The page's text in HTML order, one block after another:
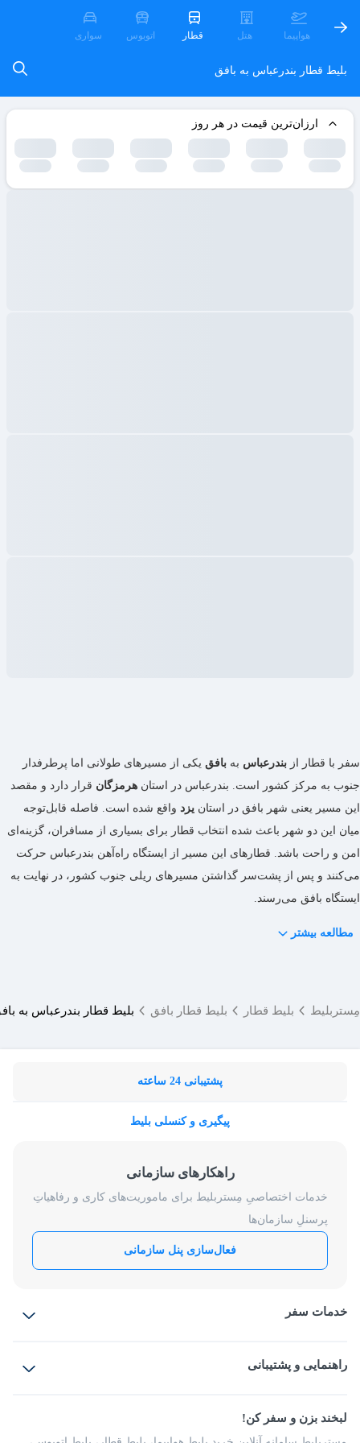
هواپیما هتل قطار اتوبوس سواری
بلیط قطار بندرعباس به بافق
ارزان‌ترین قیمت در هر روز
سفر با قطار از بندرعباس به بافق یکی از مسیرهای طولانی اما پرطرفدار
جنوب به مرکز کشور است. بندرعباس در استان هرمزگان قرار دارد و مقصد
این مسیر یعنی شهر بافق در استان یزد واقع شده است. فاصله قابل‌توجه
میان این دو شهر باعث شده انتخاب قطار برای بسیاری از مسافران، گزینه‌ای
امن و راحت باشد. قطارهای این مسیر از ایستگاه راه‌آهن بندرعباس حرکت
می‌کنند و پس از پشت‌سر گذاشتن مسیرهای ریلی جنوب کشور، در نهایت به
ایستگاه بافق می‌رسند.
مطالعه بیشتر
مِستربلیط بلیط قطار بلیط قطار بافق بلیط قطار بندرعباس به
پشتیبانی 24 ساعته
پیگیری و کنسلی بلیط
راهکارهای سازمانی
خدمات اختصاصیِ مِستربلیط برای ماموریت‌های کاری و رفاهیاتِ
پرسنلِ سازمان‌ها
فعال‌سازی پنل سازمانی
خدمات سفر
بلیط قطار
راهنمایی و پشتیبانی
شرایط و مقررات
راهکار سازمانی
فرصت‌های شغلی
لبخند بزن و سفر کن!